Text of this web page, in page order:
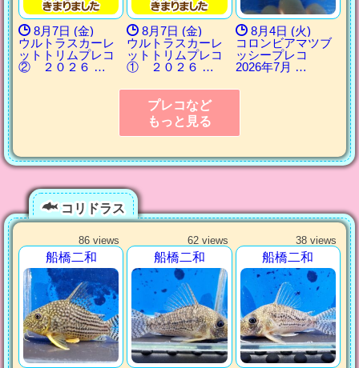
8月7日 (金)
ウルトラスカーレ
ットトリムプレコ
② ２０２６ …
8月7日 (金)
ウルトラスカーレ
ットトリムプレコ
① ２０２６ …
8月4日 (火)
コロンビアマツブ
ッシープレコ
2026年7月 …
プレコなど
もっと見る
コリドラス
86 views
船橋二和
62 views
船橋二和
38 views
船橋二和